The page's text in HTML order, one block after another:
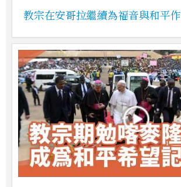
教宗在安哥拉繼續為福音與和平